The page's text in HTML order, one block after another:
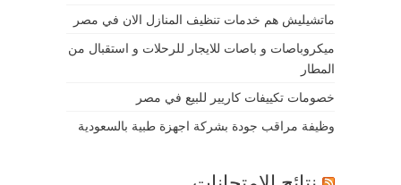
ماتشيليش هم خدمات تنظيف المنازل الان في مصر
ميكروباصات و باصات للايجار للرحلات و استقبال من
المطار
خصومات تكييفات كاريير للبيع في مصر
وظيفة مراقب جودة بشركة اجهزة طبية بالسعودية